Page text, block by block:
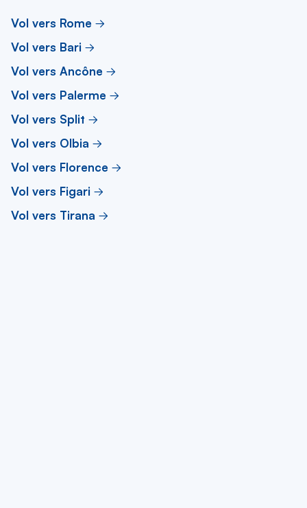
Vol vers Rome
Vol vers Bari
Vol vers Ancône
Vol vers Palerme
Vol vers Split
Vol vers Olbia
Vol vers Florence
Vol vers Figari
Vol vers Tirana